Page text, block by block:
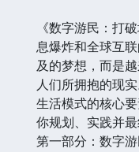
《数字游民：打
息爆炸和全球互
及的梦想，而是
人们所拥抱的现
生活模式的核心
你规划、实践并
第一部分：数字